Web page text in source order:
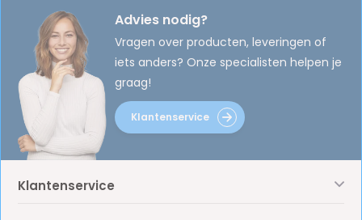
Advies nodig?
Vragen over producten, leveringen of
iets anders? Onze specialisten helpen je
graag!
Klantenservice
Klantenservice